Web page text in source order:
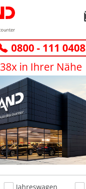
0800 - 111 0408
38x in Ihrer Nähe
Jahreswagen